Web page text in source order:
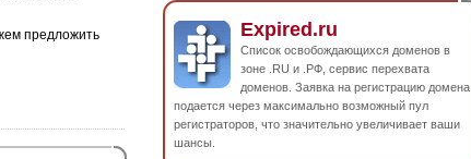
предложить
Expired.ru
Список освобождающихся доменов в
зоне .RU и .РФ, сервис перехвата
доменов. Заявка на регистрацию домена
подается через максимально возможный пул
регистраторов, что значительно увеличивает ваши
шансы.